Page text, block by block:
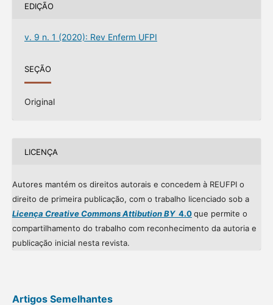
EDIÇÃO
v. 9 n. 1 (2020): Rev Enferm UFPI
SEÇÃO
Original
LICENÇA
Autores mantém os direitos autorais e concedem à REUFPI o
direito de primeira publicação, com o trabalho licenciado sob a
Licença Creative Commons Attibution BY4.0que permite o
compartilhamento do trabalho com reconhecimento da autoria e
publicação inicial nesta revista.
Artigos Semelhantes